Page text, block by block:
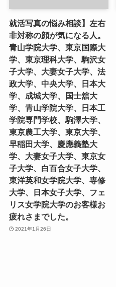
就活写真の悩み相談】左右
非対称の顔が気になる人。
青山学院大学、東京国際大
学、東京理科大学、駒沢女
子大学、大妻女子大学、法
政大学、中央大学、日本大
学、成城大学、国士舘大
学、青山学院大学、日本工
学院専門学校、駒澤大学、
東京農工大学、東京大学、
早稲田大学、慶應義塾大
学、大妻女子大学、東京女
子大学、白百合女子大学、
東洋英和女学院大学、専修
大学、日本女子大学、フェ
リス女学院大学のお客様お
疲れさまでした。
2021年1月26日